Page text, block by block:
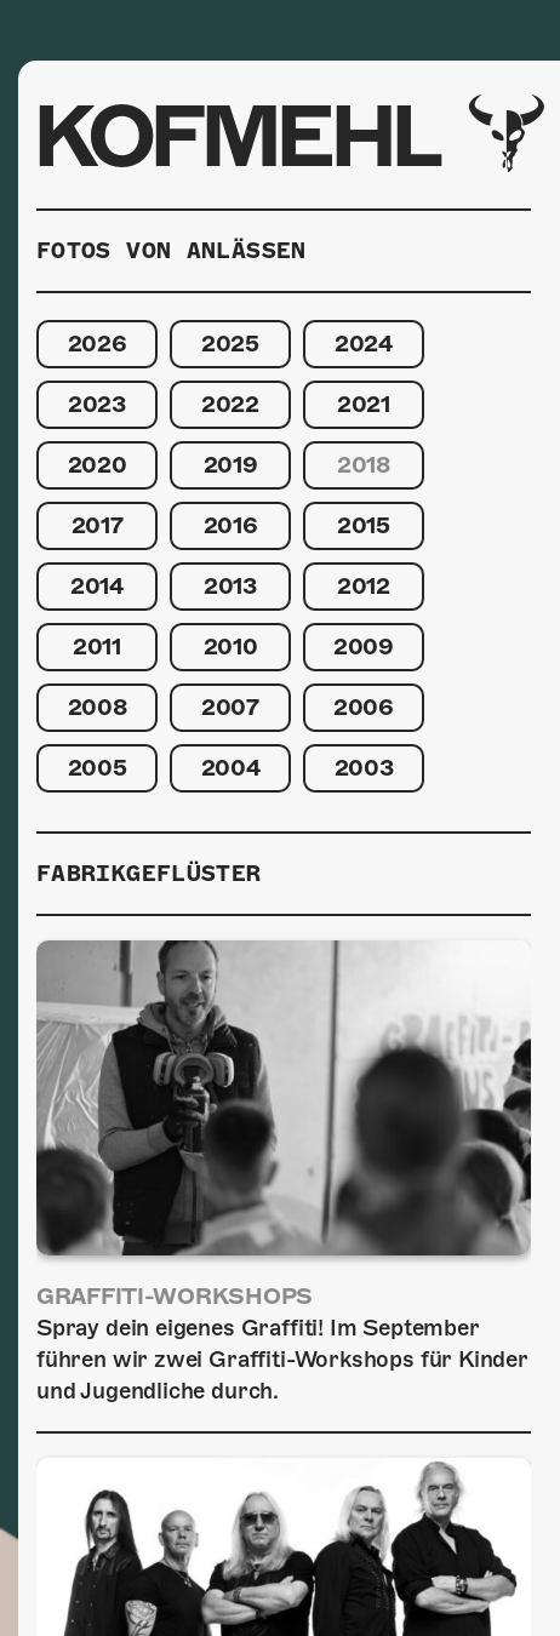
KOFMEHL
FOTOS VON ANLÄSSEN
2026 2025 2024
2023 2022 2021
2020 2019 2018
2017 2016 2015
2014 2013 2012
2011 2010 2009
2008 2007 2006
2005 2004 2003
FABRIKGEFLÜSTER
GRAFFITI-WORKSHOPS
Spray dein eigenes Graffiti! Im September
führen wir zwei Graffiti-Workshops für Kinder
und Jugendliche durch.